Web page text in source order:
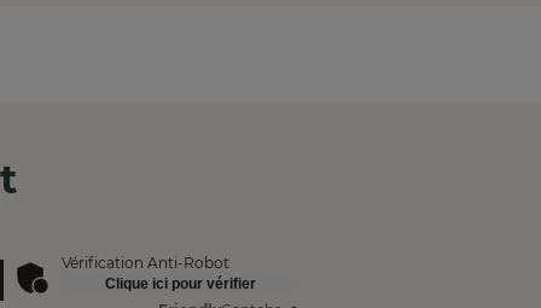
Vérification Anti-Robot
Clique ici pour vérifier